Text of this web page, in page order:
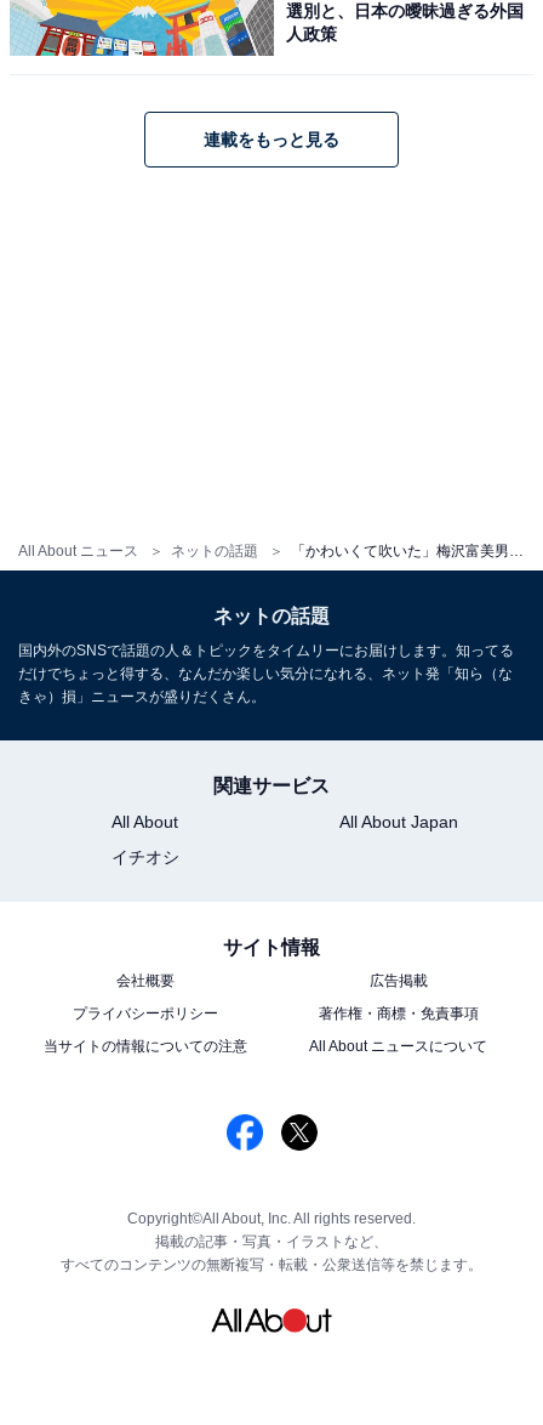
All About ニュース ネットの話題
選別と、日本の曖昧過ぎる外国
人政策
連載をもっと見る
ネットの話題
国内外のSNSで話題の人＆トピックをタイムリーにお届けします。知ってる
だけでちょっと得する、なんだか楽しい気分になれる、ネット発「知ら（な
きゃ）損」ニュースが盛りだくさん。
関連サービス
All About
All About Japan
イチオシ
サイト情報
会社概要
広告掲載
プライバシーポリシー
著作権・商標・免責事項
当サイトの情報についての注意
All About ニュースについて
Copyright©All About, Inc. All rights reserved.
掲載の記事・写真・イラストなど、
すべてのコンテンツの無断複写・転載・公衆送信等を禁じます。